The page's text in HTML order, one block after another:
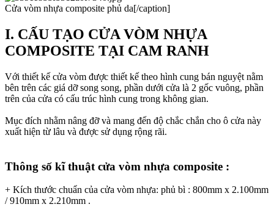
Cửa vòm nhựa composite phủ da[/caption]
I. CẤU TẠO CỬA VÒM NHỰA
COMPOSITE TẠI CAM RANH
Với thiết kế cửa vòm được thiết kế theo hình cung bán nguyệt nằm
bên trên các giá dỡ song song, phần dưới cửa là 2 gốc vuông, phần
trên của cửa có cấu trúc hình cung trong không gian.
Mục đích nhằm nâng đỡ và mang đến độ chắc chắn cho ô cửa này
xuất hiện từ lâu và được sử dụng rộng rãi.
Thông số kĩ thuật cửa vòm nhựa composite :​
+ Kích thước chuẩn của cửa vòm nhựa: phủ bì : 800mm x 2.100mm
/ 910mm x 2.210mm .